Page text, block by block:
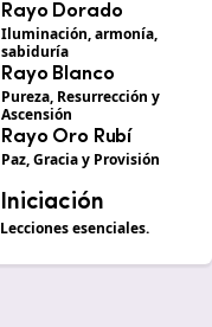
Rayo Dorado
Iluminación, armonía,
sabiduría
Rayo Blanco
Pureza, Resurrección y
Ascensión
Rayo Oro Rubí
Paz, Gracia y Provisión
Iniciación
Lecciones esenciales.